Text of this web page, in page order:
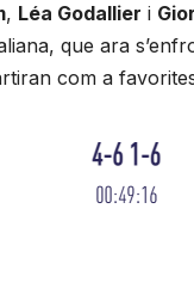
, Léa Godallier i
que ara
com a